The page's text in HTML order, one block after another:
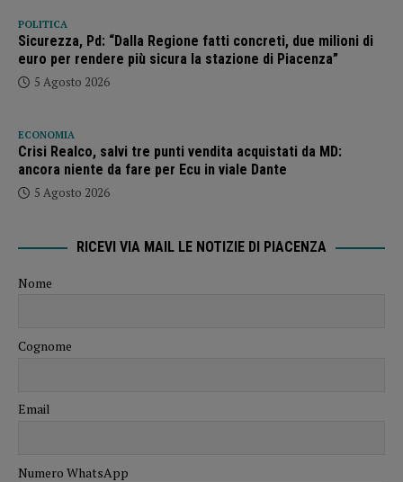
POLITICA
Sicurezza, Pd: “Dalla Regione fatti concreti, due milioni di
euro per rendere più sicura la stazione di Piacenza”
5 Agosto 2026
ECONOMIA
Crisi Realco, salvi tre punti vendita acquistati da MD:
ancora niente da fare per Ecu in viale Dante
5 Agosto 2026
RICEVI VIA MAIL LE NOTIZIE DI PIACENZA
Nome
Cognome
Email
Numero WhatsApp